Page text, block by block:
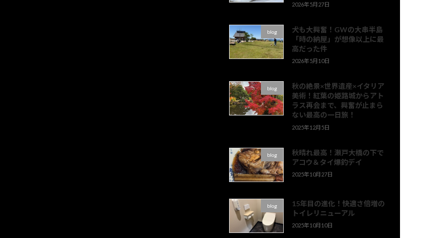
2026年5月27日
blog
犬も大興奮！GWの大串半島
「時の納屋」が想像以上に最
高だった件
2026年5月10日
blog
秋の絶景×世界遺産×イタリア
美術！紅葉の姫路城からアト
ラス再会まで、興奮が止まら
ない最高の一日旅！
2025年12月5日
blog
秋晴れ最高！瀬戸大橋の下で
アコウ＆タイ爆釣デイ
2025年10月27日
blog
15年目の進化！快適さ倍増の
トイレリニューアル
2025年10月10日